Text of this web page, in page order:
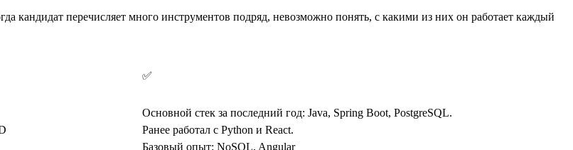
кандидат перечисляет много инструментов подряд, невозможно понять, с какими из них он работает каждый
✅
Основной стек за последний год: Java, Spring Boot, PostgreSQL.
Ранее работал с Python и React.
Базовый опыт: NoSQL, Angular